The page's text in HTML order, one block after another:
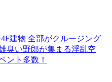
建物 全部がクルージング
臭い野郎が集まる淫乱空
ント多数！